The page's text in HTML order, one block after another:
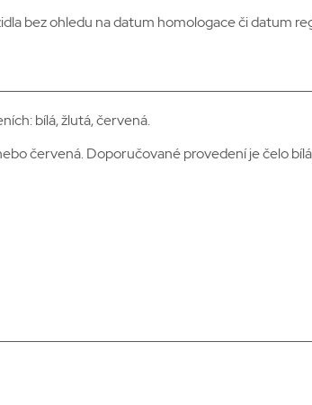
bez ohledu na datum homologace či datum
bílá, žlutá, červená.
červená. Doporučované provedení je čelo